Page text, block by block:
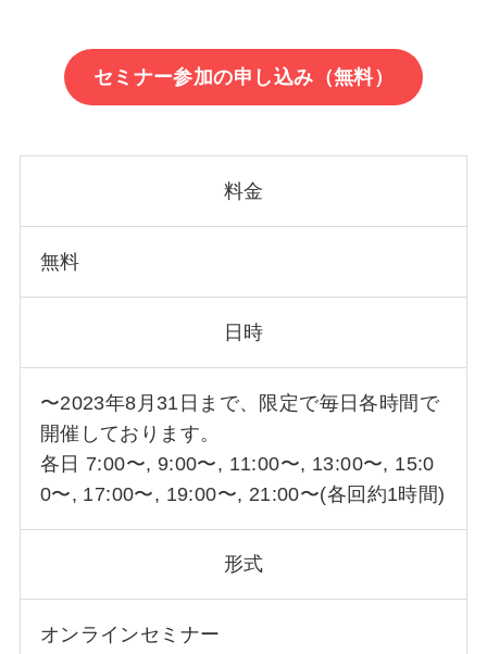
セミナー参加の申し込み（無料）
料金
無料
日時
〜2023年8月31日まで、限定で毎日各時間で
開催しております。
各日 7:00〜, 9:00〜, 11:00〜, 13:00〜, 15:0
0〜, 17:00〜, 19:00〜, 21:00〜(各回約1時間)
形式
オンラインセミナー